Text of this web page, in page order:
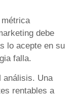
métrica
debe
lo acepte en su
falla.
análisis. Una
rentables a